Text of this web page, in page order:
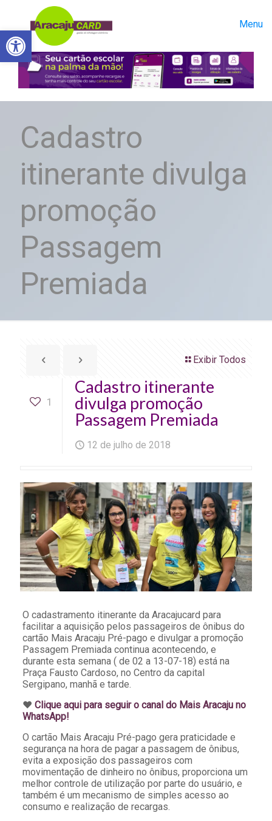
Abrir a barra de ferramentas
Menu
Cadastro
itinerante divulga
promoção
Passagem
Premiada
Exibir Todos
1
Cadastro itinerante
divulga promoção
Passagem Premiada
12 de julho de 2018
O cadastramento itinerante da Aracajucard para
facilitar a aquisição pelos passageiros de ônibus do
cartão Mais Aracaju Pré-pago e divulgar a promoção
Passagem Premiada continua acontecendo, e
durante esta semana ( de 02 a 13-07-18) está na
Praça Fausto Cardoso, no Centro da capital
Sergipano, manhã e tarde.
♥️ Clique aqui para seguir o canal do Mais Aracaju no
WhatsApp!
O cartão Mais Aracaju Pré-pago gera praticidade e
segurança na hora de pagar a passagem de ônibus,
evita a exposição dos passageiros com
movimentação de dinheiro no ônibus, proporciona um
melhor controle de utilização por parte do usuário, e
também é um mecanismo de simples acesso ao
consumo e realização de recargas.